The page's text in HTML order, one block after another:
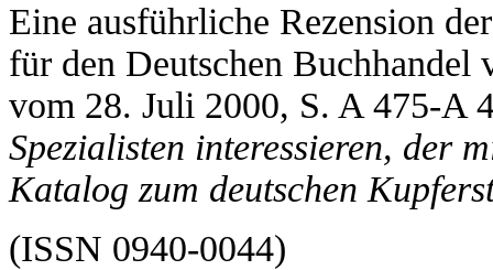
Eine ausführliche Rezension
für den Deutschen Buchhandel
vom 28. Juli 2000, S. A 475-A
Spezialisten interessieren, der
Katalog zum deutschen
(ISSN 0940-0044)